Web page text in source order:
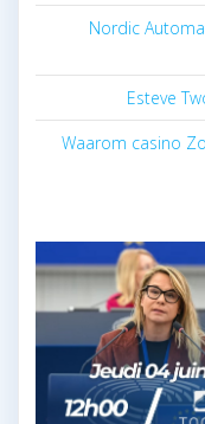
Nordic
Esteve
Waarom casino